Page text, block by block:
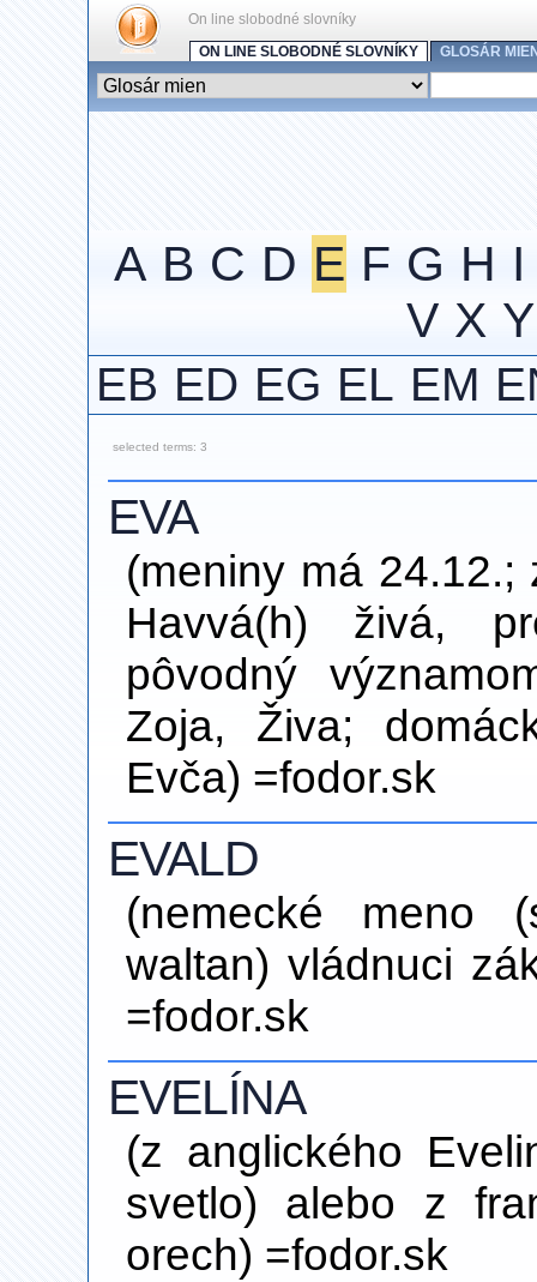
On line slobodné slovníky
ON LINE SLOBODNÉ SLOVNÍKY
GLOSÁR
A B C D E F G H I
V X Y
EB ED EG EL EM
selected terms: 3
EVA
(meniny má 24.12.;
Havvá(h) živá,
pôvodný
Zoja, Živa;
Evča) =fodor.sk
EVALD
(nemecké meno
waltan) vládnuci
=fodor.sk
EVELÍNA
(z anglického
svetlo) alebo z
orech) =fodor.sk